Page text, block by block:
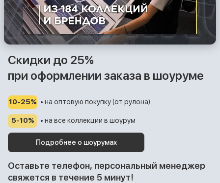
Скидки до 25%
при оформлении заказа в шоуруме
10-25% • на оптовую покупку (от рулона)
5-10% • на все коллекции в шоурум
Подробнее о шоурумах
Оставьте телефон, персональный менеджер
свяжется в течение 5 минут!